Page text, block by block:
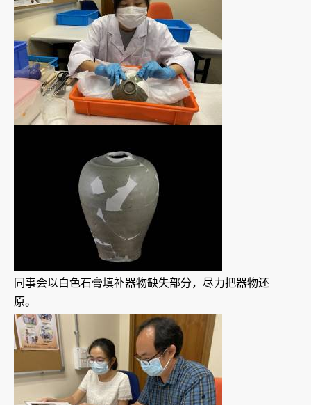
同事会以白色石膏填补器物缺失部分，尽力把器物还
原。